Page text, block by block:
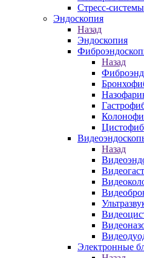
Стресс-системы
Эндоскопия
Назад
Эндоскопия
Назад
Назад
Электронные